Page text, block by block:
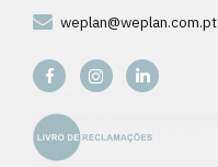
weplan@weplan.com.pt